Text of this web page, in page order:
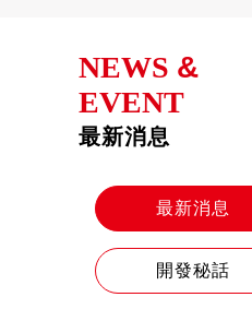
NEWS &
EVENT
最新消息
最新消息
開發秘話